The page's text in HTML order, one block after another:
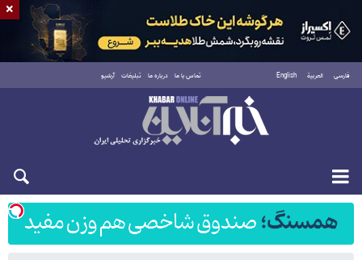
فارسی العربية English تماس با ما درباره ما تبلیغات آرشیو
شنبه ۱۷ مرداد ۱۴۰۵
×